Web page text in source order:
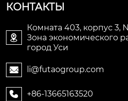
КОНТАКТЫ

Комната 403, корпус 3,
Зона экономического
город Уси
 li@futaogroup.com
 +86-13665163520